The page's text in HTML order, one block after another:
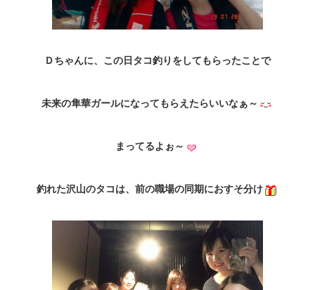
Ｄちゃんに、この日タコ釣りをしてもらったことで
未来の隼華ガールになってもらえたらいいなぁ～
まってるよぉ～
釣れた沢山のタコは、前の職場の同期におすそ分け